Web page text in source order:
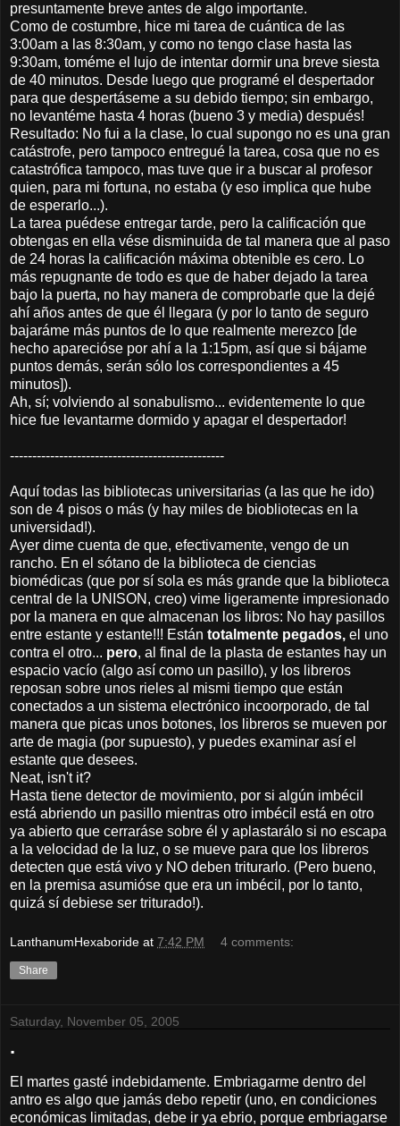
presuntamente breve antes de algo importante.
Como de costumbre, hice mi tarea de cuántica de las
3:00am a las 8:30am, y como no tengo clase hasta las
9:30am, toméme el lujo de intentar dormir una breve siesta
de 40 minutos. Desde luego que programé el despertador
para que despertáseme a su debido tiempo; sin embargo,
no levantéme hasta 4 horas (bueno 3 y media) después!
Resultado: No fui a la clase, lo cual supongo no es una gran
catástrofe, pero tampoco entregué la tarea, cosa que no es
catastrófica tampoco, mas tuve que ir a buscar al profesor
quien, para mi fortuna, no estaba (y eso implica que hube
de esperarlo...).
La tarea puédese entregar tarde, pero la calificación que
obtengas en ella vése disminuida de tal manera que al paso
de 24 horas la calificación máxima obtenible es cero. Lo
más repugnante de todo es que de haber dejado la tarea
bajo la puerta, no hay manera de comprobarle que la dejé
ahí años antes de que él llegara (y por lo tanto de seguro
bajaráme más puntos de lo que realmente merezco [de
hecho aparecióse por ahí a la 1:15pm, así que si bájame
puntos demás, serán sólo los correspondientes a 45
minutos]).
Ah, sí; volviendo al sonabulismo... evidentemente lo que
hice fue levantarme dormido y apagar el despertador!
------------------------------------------------
Aquí todas las bibliotecas universitarias (a las que he ido)
son de 4 pisos o más (y hay miles de biobliotecas en la
universidad!).
Ayer dime cuenta de que, efectivamente, vengo de un
rancho. En el sótano de la biblioteca de ciencias
biomédicas (que por sí sola es más grande que la biblioteca
central de la UNISON, creo) vime ligeramente impresionado
por la manera en que almacenan los libros: No hay pasillos
entre estante y estante!!! Están totalmente pegados, el uno
contra el otro... pero, al final de la plasta de estantes hay un
espacio vacío (algo así como un pasillo), y los libreros
reposan sobre unos rieles al mismi tiempo que están
conectados a un sistema electrónico incoorporado, de tal
manera que picas unos botones, los libreros se mueven por
arte de magia (por supuesto), y puedes examinar así el
estante que desees.
Neat, isn't it?
Hasta tiene detector de movimiento, por si algún imbécil
está abriendo un pasillo mientras otro imbécil está en otro
ya abierto que cerraráse sobre él y aplastarálo si no escapa
a la velocidad de la luz, o se mueve para que los libreros
detecten que está vivo y NO deben triturarlo. (Pero bueno,
en la premisa asumióse que era un imbécil, por lo tanto,
quizá sí debiese ser triturado!).
LanthanumHexaboride at 7:42 PM 4 comments:
Share
Saturday, November 05, 2005
.
El martes gasté indebidamente. Embriagarme dentro del
antro es algo que jamás debo repetir (uno, en condiciones
económicas limitadas, debe ir ya ebrio, porque embriagarse